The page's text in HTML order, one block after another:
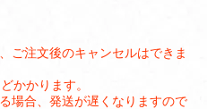
ご注文後のキャンセルはできま
かかります。
場合、発送が遅くなりますので